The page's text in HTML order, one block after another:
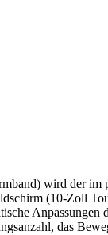
wird der im
(10-Zoll
das